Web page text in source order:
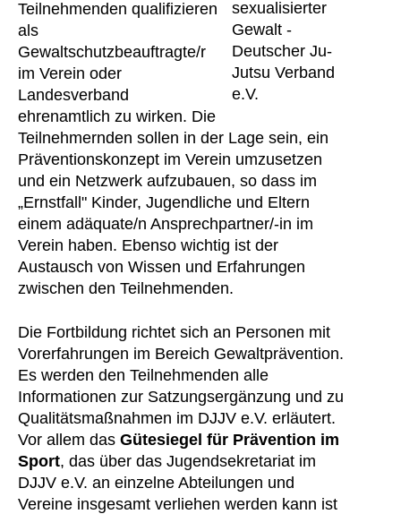
Teilnehmenden qualifizieren
als
Gewaltschutzbeauftragte/r
im Verein oder
Landesverband
ehrenamtlich zu wirken. Die
Teilnehmernden sollen in der Lage sein, ein
Präventionskonzept im Verein umzusetzen
und ein Netzwerk aufzubauen, so dass im
„Ernstfall" Kinder, Jugendliche und Eltern
einem adäquate/n Ansprechpartner/-in im
Verein haben. Ebenso wichtig ist der
Austausch von Wissen und Erfahrungen
zwischen den Teilnehmenden.
Die Fortbildung richtet sich an Personen mit
Vorerfahrungen im Bereich Gewaltprävention.
Es werden den Teilnehmenden alle
Informationen zur Satzungsergänzung und zu
Qualitätsmaßnahmen im DJJV e.V. erläutert.
Vor allem das Gütesiegel für Prävention im
Sport, das über das Jugendsekretariat im
DJJV e.V. an einzelne Abteilungen und
Vereine insgesamt verliehen werden kann ist